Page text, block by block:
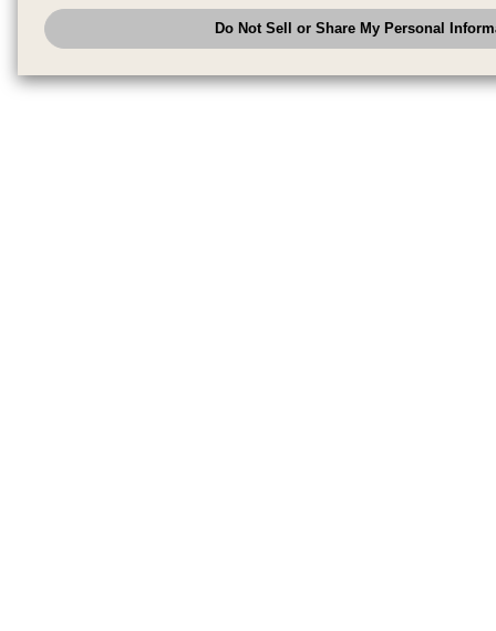
analyze and optimize advertisements delivered to you by businesses
have the right to opt out of sale or share of your personal information by
to exercise your right. If we have detected an opt-out
honored.Change your sell or share preference
Do Not Sell or Share My Personal